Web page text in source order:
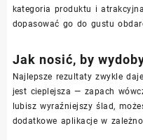
kategoria produktu i
dopasować go do gustu
Jak nosić, by
Najlepsze rezultaty zwykle
jest cieplejsza — zapach
lubisz wyraźniejszy ślad,
dodatkowe aplikacje w